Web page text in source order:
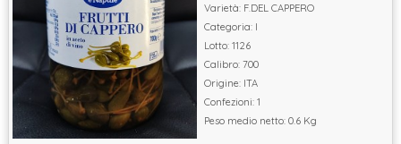
Varietà: F.DEL CAPPERO
Categoria: I
Lotto: 1126
Calibro: 700
Origine: ITA
Confezioni: 1
Peso medio netto: 0.6 Kg